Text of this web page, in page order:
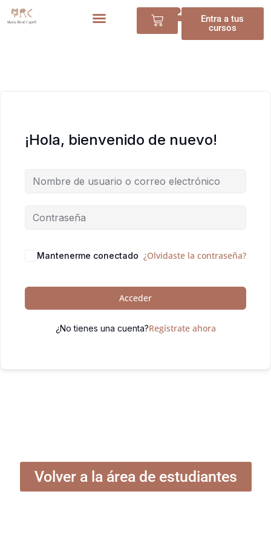
Entra a tus
cursos
¡Hola, bienvenido de nuevo!
Mantenerme conectado ¿Olvidaste la contraseña?
Acceder
¿No tienes una cuenta?Regístrate ahora
Volver a la área de estudiantes